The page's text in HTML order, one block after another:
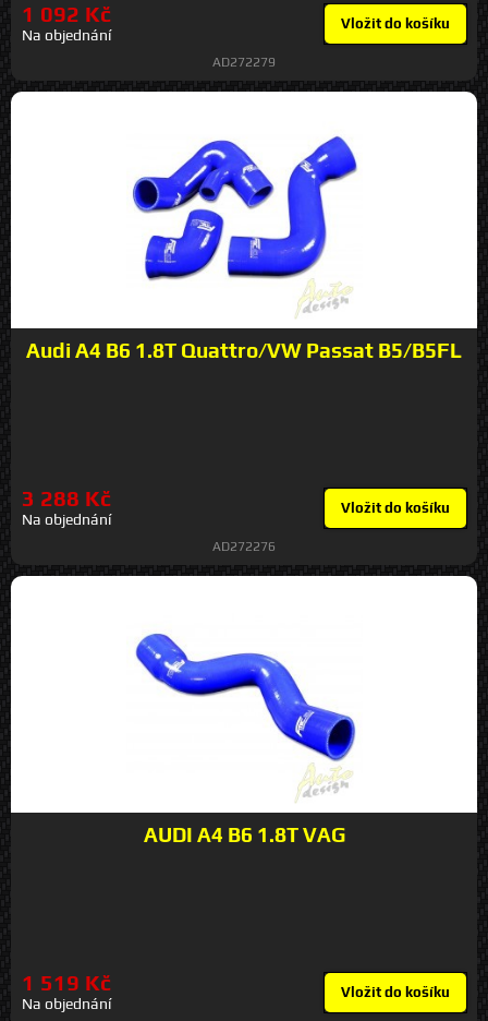
1 092 Kč
Na objednání
Vložit do košíku
AD272279
Audi A4 B6 1.8T Quattro/VW Passat B5/B5FL
3 288 Kč
Na objednání
Vložit do košíku
AD272276
AUDI A4 B6 1.8T VAG
1 519 Kč
Na objednání
Vložit do košíku